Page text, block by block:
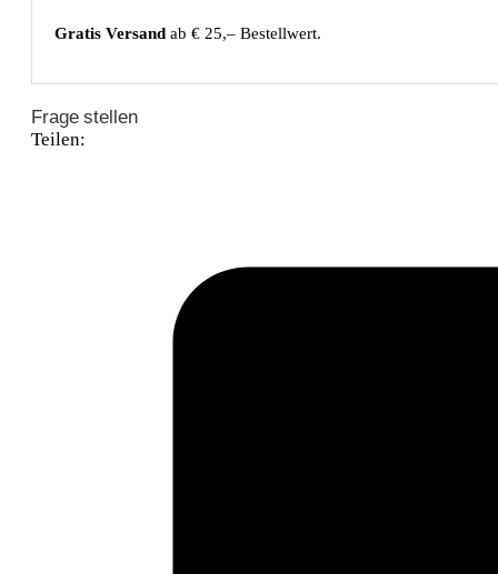
Gratis Versand ab € 25,– Bestellwert.
Frage stellen
Teilen: